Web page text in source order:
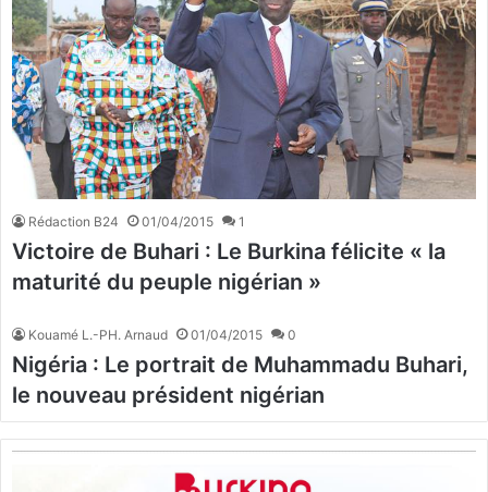
Rédaction B24 01/04/2015 1
Victoire de Buhari : Le Burkina félicite « la
maturité du peuple nigérian »
Kouamé L.-PH. Arnaud 01/04/2015 0
Nigéria : Le portrait de Muhammadu Buhari,
le nouveau président nigérian